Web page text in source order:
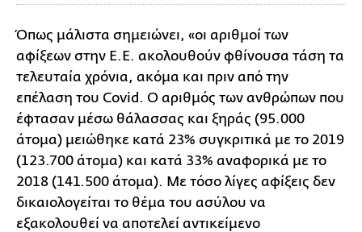
Όπως μάλιστα σημειώνει, «οι αριθμοί των
αφίξεων στην Ε.Ε. ακολουθούν φθίνουσα τάση τα
τελευταία χρόνια, ακόμα και πριν από την
επέλαση του Covid. Ο αριθμός των ανθρώπων που
έφτασαν μέσω θάλασσας και ξηράς (95.000
άτομα) μειώθηκε κατά 23% συγκριτικά με το 2019
(123.700 άτομα) και κατά 33% αναφορικά με το
2018 (141.500 άτομα). Με τόσο λίγες αφίξεις δεν
δικαιολογείται το θέμα του ασύλου να
εξακολουθεί να αποτελεί αντικείμενο